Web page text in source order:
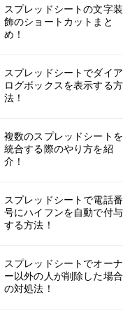
スプレッドシートの文字装
飾のショートカットまと
め！
スプレッドシートでダイア
ログボックスを表示する方
法！
複数のスプレッドシートを
統合する際のやり方を紹
介！
スプレッドシートで電話番
号にハイフンを自動で付与
する方法！
スプレッドシートでオーナ
ー以外の人が削除した場合
の対処法！